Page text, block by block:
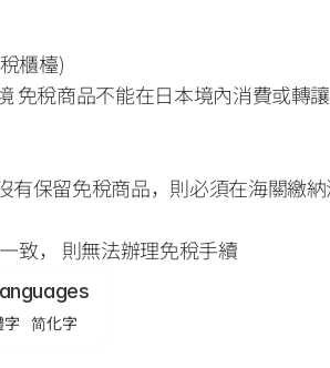
櫃檯)
免稅商品不能在日本境內消費或轉讓
有保留免稅商品，則必須在海關繳
致， 則無法辦理免稅手續
简化字